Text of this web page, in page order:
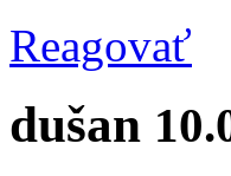
Reagovať
dušan